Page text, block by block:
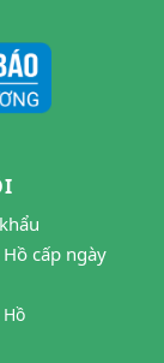
cấp ngày